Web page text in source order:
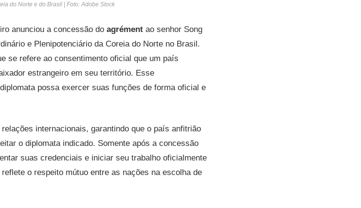
do Norte e do Brasil | Foto: Adobe Stock
anunciou a concessão doagrément ao senhor Song
e Plenipotenciário da Coreia do Norte no Brasil.
se refere ao consentimento oficial que um país
estrangeiro em seu território. Esse
possa exercer suas funções de forma oficial e
internacionais, garantindo que o país anfitrião
o diplomata indicado. Somente após a concessão
suas credenciais e iniciar seu trabalho oficialmente
o respeito mútuo entre as nações na escolha de